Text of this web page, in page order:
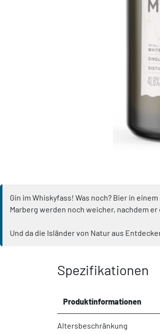
Gin im Whiskyfass! Was noch? Bier in
Marberg werden noch weicher, nachdem
Und da die Isländer von Natur aus
Spezifikationen
Produktinformationen
Altersbeschränkung